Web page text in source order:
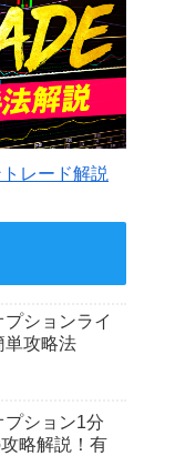
レード解説
ションライ
単攻略法
ション1分
略解説！有